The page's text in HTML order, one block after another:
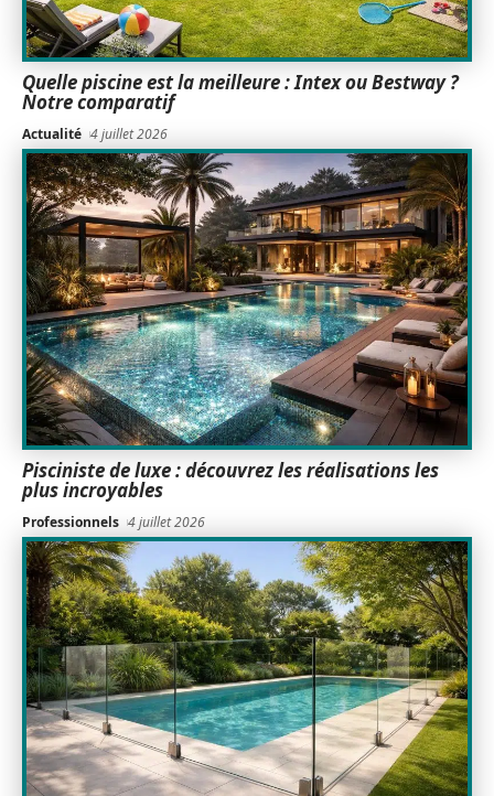
Quelle piscine est la meilleure : Intex ou Bestway ?
Notre comparatif
Actualité 4 juillet 2026
Pisciniste de luxe : découvrez les réalisations les
plus incroyables
Professionnels 4 juillet 2026